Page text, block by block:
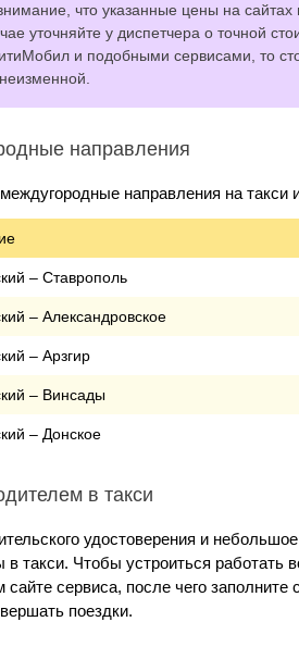
что указанные цены на сайтах
уточняйте у диспетчера о точной
и подобными сервисами, то
направления
направления на такси
– Ставрополь
– Александровское
– Арзгир
– Винсады
– Донское
в такси
удостоверения и
в такси. Чтобы устроиться работать
сервиса, после чего
поездки.